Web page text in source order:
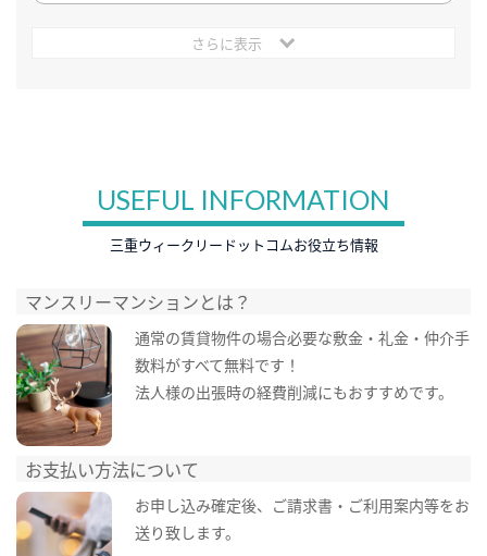
さらに表示
USEFUL INFORMATION
三重ウィークリードットコムお役立ち情報
マンスリーマンションとは？
通常の賃貸物件の場合必要な敷金・礼金・仲介手
数料がすべて無料です！
法人様の出張時の経費削減にもおすすめです。
お支払い方法について
お申し込み確定後、ご請求書・ご利用案内等をお
送り致します。